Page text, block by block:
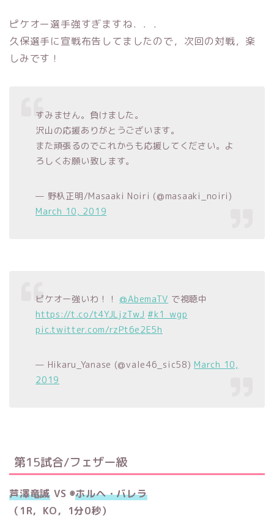
ピケオー選手強すぎますね．．．
久保選手に宣戦布告してましたので，次回の対戦，楽
しみです！
すみません。負けました。
沢山の応援ありがとうございます。
また頑張るのでこれからも応援してください。よ
ろしくお願い致します。
— 野杁正明/Masaaki Noiri (@masaaki_noiri)
March 10, 2019
ピケオー強いわ！！ @AbemaTV で視聴中
https://t.co/t4YJLjzTwJ #k1_wgp
pic.twitter.com/rzPt6e2E5h
— Hikaru_Yanase (@vale46_sic58)March 10,
2019
第15試合/フェザー級
芦澤竜誠 VS ◉ホルヘ・バレラ
（1R，KO，1分0秒）